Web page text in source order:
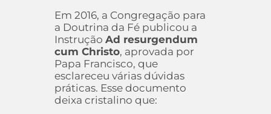
Em 2016, a Congregação para
a Doutrina da Fé publicou a
InstruçãoAd resurgendum
cum Christo, aprovada por
Papa Francisco, que
esclareceu várias dúvidas
práticas. Esse documento
deixa cristalino que: